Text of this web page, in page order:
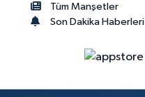
Tüm Manşetler
Son Dakika Haberleri